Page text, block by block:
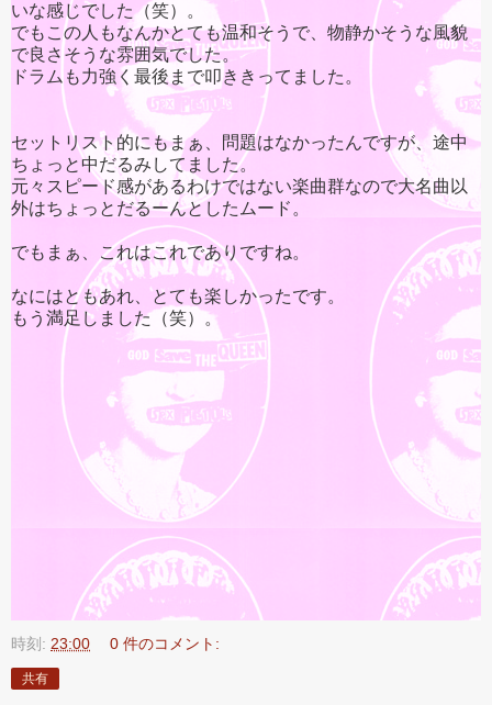
いな感じでした（笑）。
でもこの人もなんかとても温和そうで、物静かそうな風貌
で良さそうな雰囲気でした。
ドラムも力強く最後まで叩ききってました。
セットリスト的にもまぁ、問題はなかったんですが、途中
ちょっと中だるみしてました。
元々スピード感があるわけではない楽曲群なので大名曲以
外はちょっとだるーんとしたムード。
でもまぁ、これはこれでありですね。
なにはともあれ、とても楽しかったです。
もう満足しました（笑）。
時刻: 23:00 0 件のコメント:
共有